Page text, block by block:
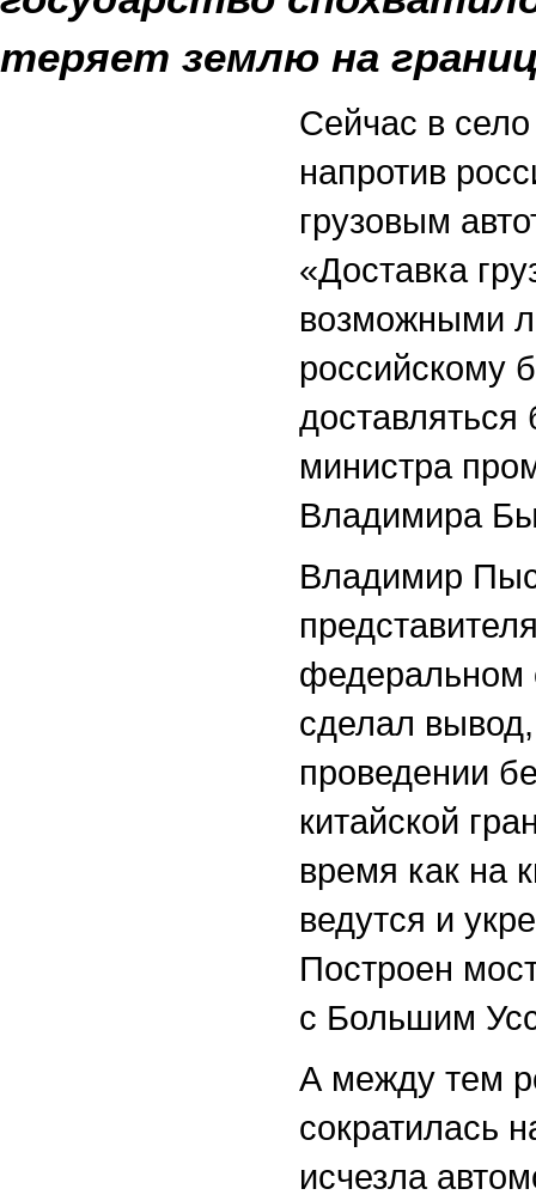
теряет землю на
Сейчас в
напротив
грузовым
«Доставка
возможными
российскому
министра
Владимира
Владимир
федеральном
сделал
проведении
китайской
время как на
ведутся и
Построен
с Большим
А между тем
сократилась
исчезла